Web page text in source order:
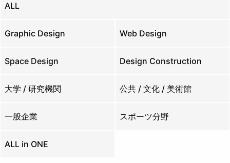
ALL
Graphic Design Web Design
Space Design Design Construction
大学 / 研究機関 公共 / 文化 / 美術館
一般企業 スポーツ分野
ALL in ONE